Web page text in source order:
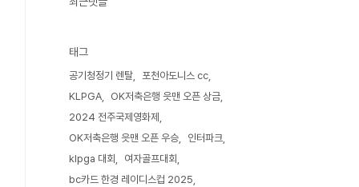
태그
공기청정기 렌탈
포천아도니스 cc
KLPGA
OK저축은행 읏맨 오픈 상금
2024 전주국제영화제
OK저축은행 읏맨 오픈 우승
인터파크
klpga 대회
여자골프대회
bc카드 한경 레이디스컵 2025